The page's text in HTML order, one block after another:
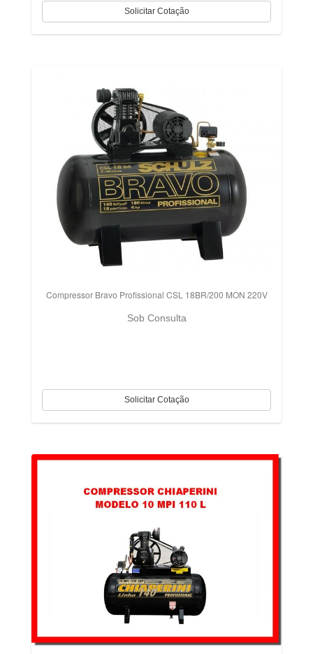
Compressor Bravo Profissional CSL 18BR/200 MON 220V
Sob Consulta